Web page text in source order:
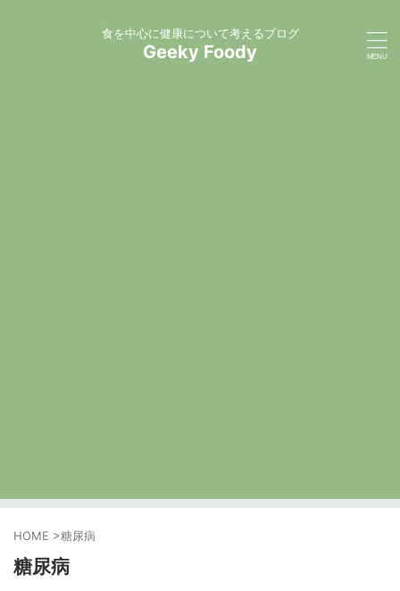
食を中心に健康について考えるブログ
Geeky Foody
HOME >糖尿病
糖尿病